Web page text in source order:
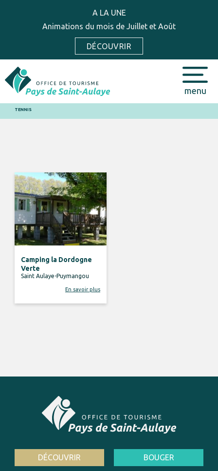
A LA UNE
Animations du mois de Juillet et Août
DÉCOUVRIR
menu
TENNIS
Camping la Dordogne
Verte
Saint Aulaye-Puymangou
En savoir plus
DÉCOUVRIR BOUGER